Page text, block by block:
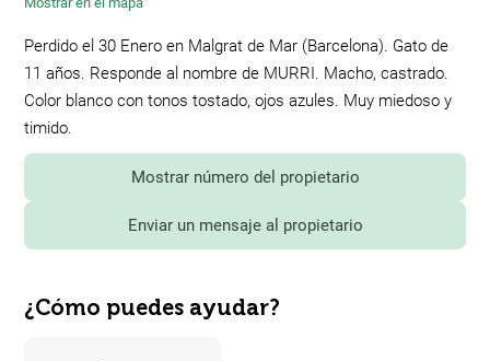
Perdido el 30 Enero en Malgrat de Mar (Barcelona). Gato de
11 años. Responde al nombre de MURRI. Macho, castrado.
Color blanco con tonos tostado, ojos azules. Muy miedoso y
timido.
Mostrar número del propietario
Enviar un mensaje al propietario
¿Cómo puedes ayudar?